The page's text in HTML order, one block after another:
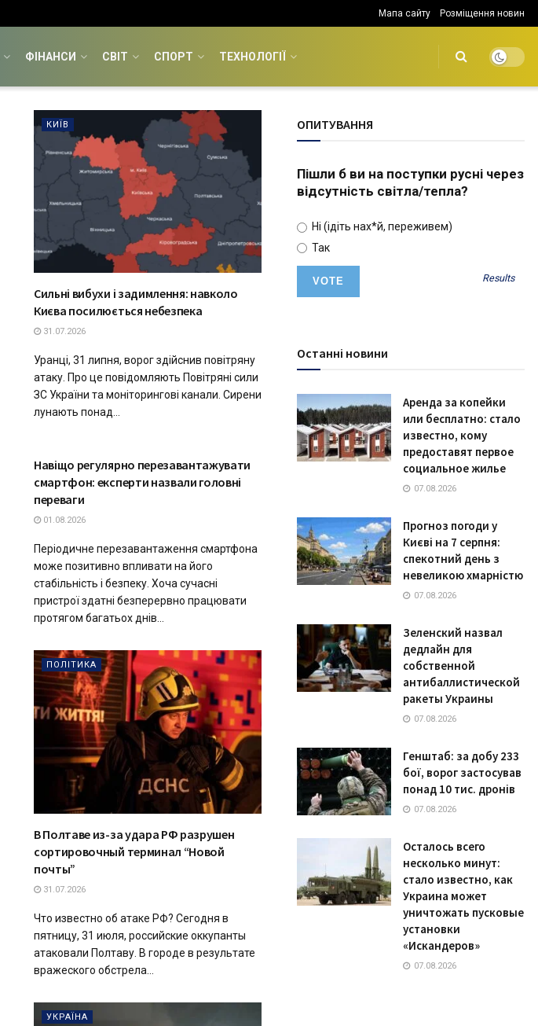
Мапа сайту Розміщення новин
ФІНАНСИ СВІТ СПОРТ ТЕХНОЛОГІЇ
КИЇВ
Сильні вибухи і задимлення: навколо
Києва посилюється небезпека
31.07.2026
Уранці, 31 липня, ворог здійснив повітряну
атаку. Про це повідомляють Повітряні сили
ЗС України та моніторингові канали. Сирени
лунають понад...
ТЕХНОЛОГІЇ
Навіщо регулярно перезавантажувати
смартфон: експерти назвали головні
переваги
01.08.2026
Періодичне перезавантаження смартфона
може позитивно впливати на його
стабільність і безпеку. Хоча сучасні
пристрої здатні безперервно працювати
протягом багатьох днів...
ПОЛІТИКА
В Полтаве из-за удара РФ разрушен
сортировочный терминал “Новой
почты”
31.07.2026
Что известно об атаке РФ? Сегодня в
пятницу, 31 июля, российские оккупанты
атаковали Полтаву. В городе в результате
вражеского обстрела...
УКРАЇНА
ОПИТУВАННЯ
Пішли б ви на поступки русні через
відсутність світла/тепла?
Ні (ідіть нах*й, переживем)
Так
Results
Останні новини
Аренда за копейки
или бесплатно: стало
известно, кому
предоставят первое
социальное жилье
07.08.2026
Прогноз погоди у
Києві на 7 серпня:
спекотний день з
невеликою хмарністю
07.08.2026
Зеленский назвал
дедлайн для
собственной
антибаллистической
ракеты Украины
07.08.2026
Генштаб: за добу 233
бої, ворог застосував
понад 10 тис. дронів
07.08.2026
Осталось всего
несколько минут:
стало известно, как
Украина может
уничтожать пусковые
установки
«Искандеров»
07.08.2026